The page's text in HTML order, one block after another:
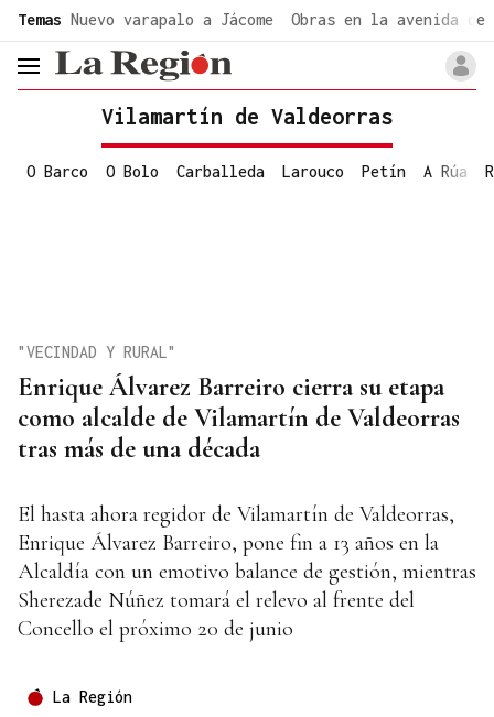
Temas Nuevo varapalo a Jácome Obras en la avenida de
header.menu.open
Vilamartín de Valdeorras
O Barco O Bolo Carballeda Larouco Petín A Rúa
Enrique Álvarez Barreiro cierra su etapa
como alcalde de Vilamartín de Valdeorras
tras más de una década
"VECINDAD Y RURAL"
El hasta ahora regidor de Vilamartín de Valdeorras,
Enrique Álvarez Barreiro, pone fin a 13 años en la
Alcaldía con un emotivo balance de gestión, mientras
Sherezade Núñez tomará el relevo al frente del
Concello el próximo 20 de junio
La Región